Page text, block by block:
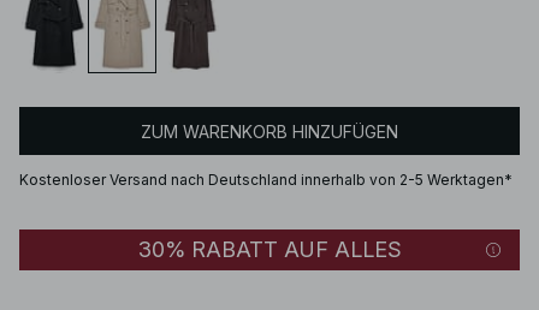
ZUM WARENKORB HINZUFÜGEN
Kostenloser Versand nach Deutschland innerhalb von 2-5 Werktagen*
30% RABATT AUF ALLES